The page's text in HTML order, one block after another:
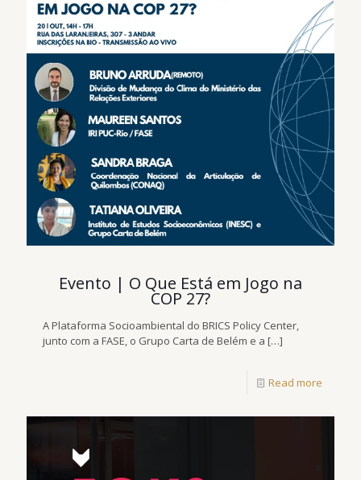
Evento | O Que Está em Jogo na
COP 27?
A Plataforma Socioambiental do BRICS Policy Center,
junto com a FASE, o Grupo Carta de Belém e a […]
Read more